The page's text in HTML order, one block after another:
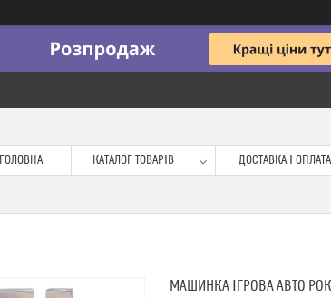
ГОЛОВНА КАТАЛОГ ТОВАРІВ ДОСТАВКА І ОПЛАТА
МАШИНКА ІГРОВА АВТО